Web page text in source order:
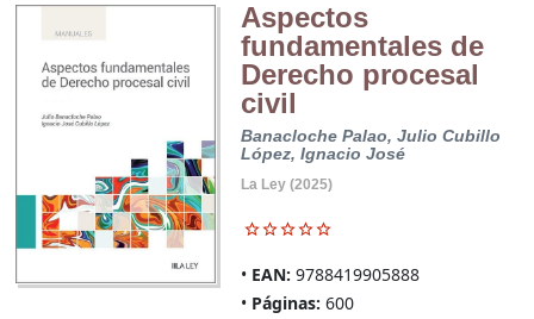
Aspectos
fundamentales de
Derecho procesal
civil
Banacloche Palao, Julio Cubillo
López, Ignacio José
La Ley (2025)
EAN: 9788419905888
Páginas: 600